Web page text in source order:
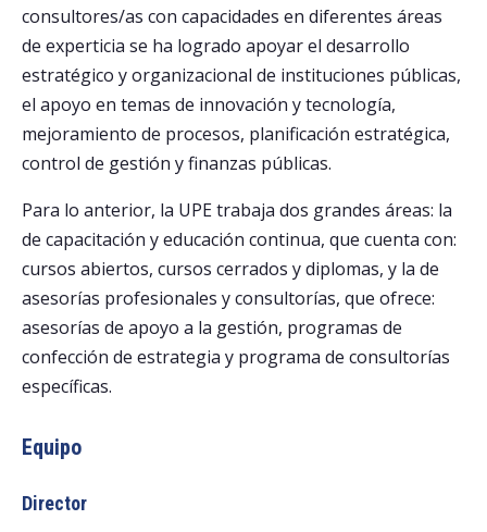
consultores/as con capacidades en diferentes áreas
de experticia se ha logrado apoyar el desarrollo
estratégico y organizacional de instituciones públicas,
el apoyo en temas de innovación y tecnología,
mejoramiento de procesos, planificación estratégica,
control de gestión y finanzas públicas.
Para lo anterior, la UPE trabaja dos grandes áreas: la
de capacitación y educación continua, que cuenta con:
cursos abiertos, cursos cerrados y diplomas, y la de
asesorías profesionales y consultorías, que ofrece:
asesorías de apoyo a la gestión, programas de
confección de estrategia y programa de consultorías
específicas.
Equipo
Director